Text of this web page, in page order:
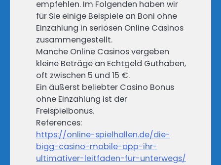
empfehlen. Im Folgenden haben wir
für Sie einige Beispiele an Boni ohne
Einzahlung in seriösen Online Casinos
zusammengestellt.
Manche Online Casinos vergeben
kleine Beträge an Echtgeld Guthaben,
oft zwischen 5 und 15 €.
Ein äußerst beliebter Casino Bonus
ohne Einzahlung ist der
Freispielbonus.
References:
https://online-spielhallen.de/die-
bigg-casino-mobile-app-ihr-
ultimativer-leitfaden-fur-unterwegs/